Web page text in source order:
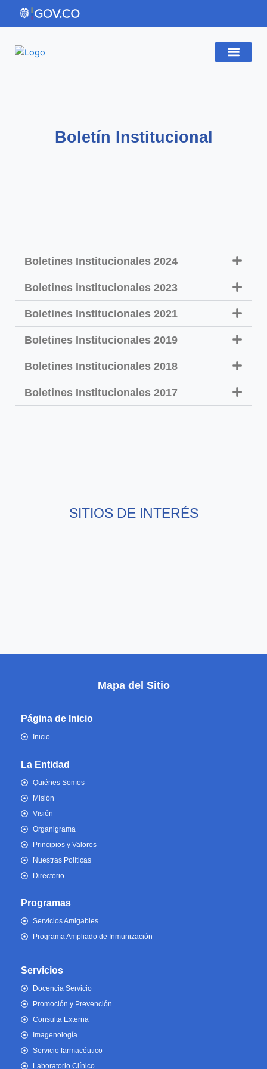
Boletín Institucional
Boletines Institucionales 2024
Boletines institucionales 2023
Boletines Institucionales 2021
Boletines Institucionales 2019
Boletines Institucionales 2018
Boletines Institucionales 2017
SITIOS DE INTERÉS
Mapa del Sitio
Página de Inicio
Inicio
La Entidad
Quiénes Somos
Misión
Visión
Organigrama
Principios y Valores
Nuestras Políticas
Directorio
Programas
Servicios Amigables
Programa Ampliado de Inmunización
Servicios
Docencia Servicio
Promoción y Prevención
Consulta Externa
Imagenología
Servicio farmacéutico
Laboratorio Clínico